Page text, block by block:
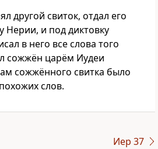
другой свиток, отдал его
Нерии, и под диктовку
в него все слова того
сожжён царём Иудеи
сожжённого свитка было
слов.
Иер 37